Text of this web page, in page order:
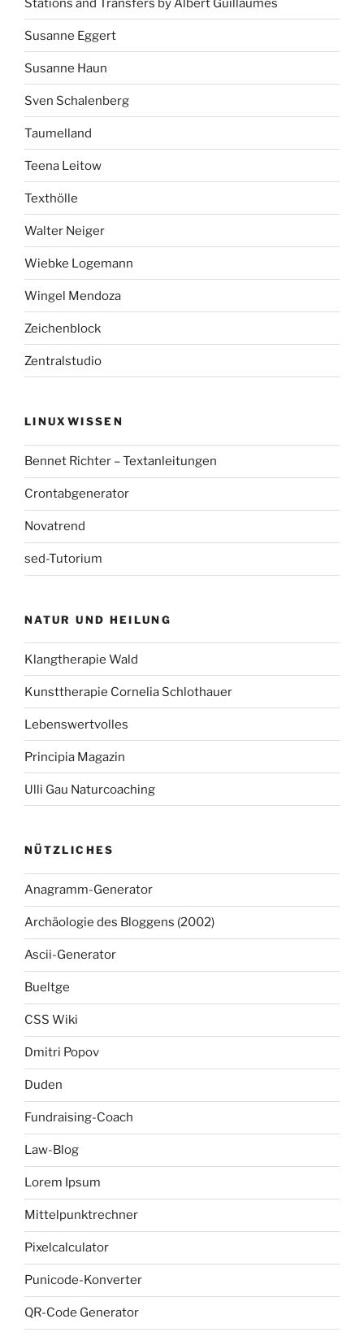
Stations and Transfers by Albert Guillaumes
Susanne Eggert
Susanne Haun
Sven Schalenberg
Taumelland
Teena Leitow
Texthölle
Walter Neiger
Wiebke Logemann
Wingel Mendoza
Zeichenblock
Zentralstudio
LINUXWISSEN
Bennet Richter – Textanleitungen
Crontabgenerator
Novatrend
sed-Tutorium
NATUR UND HEILUNG
Klangtherapie Wald
Kunsttherapie Cornelia Schlothauer
Lebenswertvolles
Principia Magazin
Ulli Gau Naturcoaching
NÜTZLICHES
Anagramm-Generator
Archäologie des Bloggens (2002)
Ascii-Generator
Bueltge
CSS Wiki
Dmitri Popov
Duden
Fundraising-Coach
Law-Blog
Lorem Ipsum
Mittelpunktrechner
Pixelcalculator
Punicode-Konverter
QR-Code Generator